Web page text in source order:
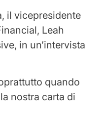
il vicepresidente
Leah
in un’intervista
quando
nostra carta di